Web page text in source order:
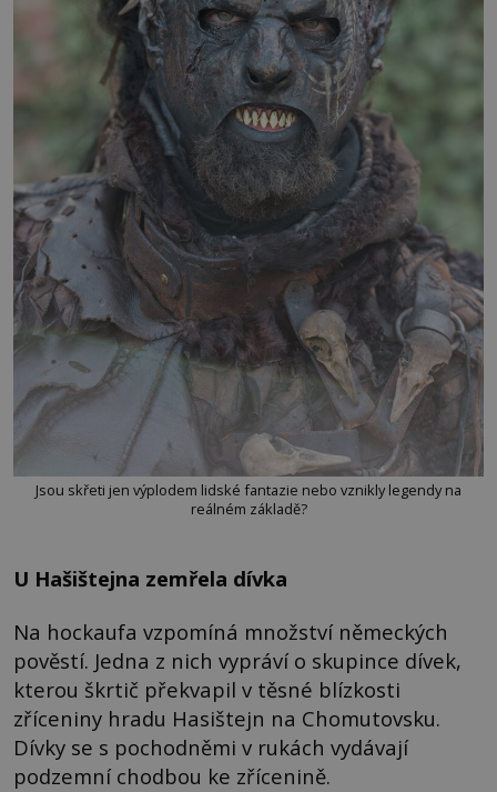
Jsou skřeti jen výplodem lidské fantazie nebo vznikly legendy na
reálném základě?
U Hašištejna zemřela dívka
Na hockaufa vzpomíná množství německých
pověstí. Jedna z nich vypráví o skupince dívek,
kterou škrtič překvapil v těsné blízkosti
zříceniny hradu Hasištejn na Chomutovsku.
Dívky se s pochodněmi v rukách vydávají
podzemní chodbou ke zřícenině.